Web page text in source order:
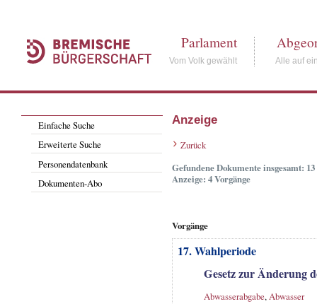
Parlament
Vom Volk gewählt Alle auf
Einfache Suche
Erweiterte Suche
Personendatenbank
Dokumenten-Abo
Anzeige
Zurück
Gefundene Dokumente insgesamt: 13
Anzeige: 4 Vorgänge
Vorgänge
17. Wahlperiode
Gesetz zur Änderung
Abwasserabgabe,Abwasser